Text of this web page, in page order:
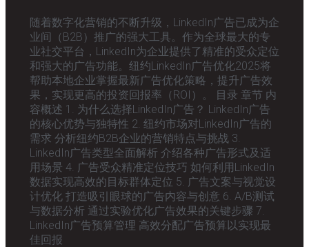
随着数字化营销的不断升级，LinkedIn广告已成为企
业间（B2B）推广的强大工具。作为全球最大的专
业社交平台，LinkedIn为企业提供了精准的受众定位
和强大的广告功能。纽约LinkedIn广告优化2025将
帮助本地企业掌握最新广告优化策略，提升广告效
果，实现更高的投资回报率（ROI）。 目录 章节 内
容概述 1. 为什么选择LinkedIn广告？ LinkedIn广告
的核心优势与独特性 2. 纽约市场对LinkedIn广告的
需求 分析纽约B2B企业的营销特点与挑战 3.
LinkedIn广告类型全面解析 介绍各种广告形式及适
用场景 4. 广告受众精准定位技巧 如何利用LinkedIn
数据实现高效的目标群体定位 5. 广告文案与视觉设
计优化 打造吸引眼球的广告内容与创意 6. A/B测试
与数据分析 通过实验优化广告效果的关键步骤 7.
LinkedIn广告预算管理 高效分配广告预算以实现最
佳回报